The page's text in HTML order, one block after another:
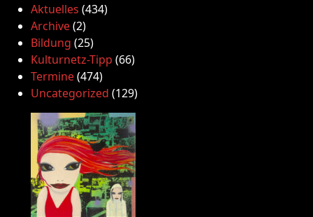
Aktuelles (434)
Archive(2)
Bildung (25)
Kulturnetz-Tipp (66)
Termine(474)
Uncategorized (129)